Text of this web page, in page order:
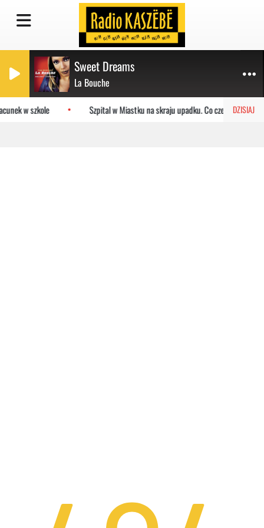
Sweet Dreams
La Bouche
DZISIAJ
w szkole Szpital w Miastku na skraju upadku. Co czeka placówkę?